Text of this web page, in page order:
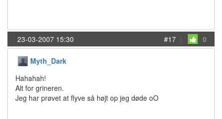
23-03-2007 15:30 #17 | 0
Myth_Dark
Hahahah!
Alt for grineren.
Jeg har prøvet at flyve så højt op jeg døde oO